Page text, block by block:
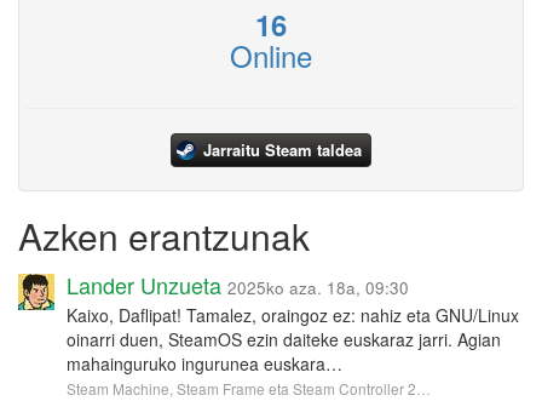
16
Online
Jarraitu Steam taldea
Azken erantzunak
Lander Unzueta 2025ko aza. 18a, 09:30
Kaixo, Daflipat! Tamalez, oraingoz ez: nahiz eta GNU/Linux
oinarri duen, SteamOS ezin daiteke euskaraz jarri. Agian
mahainguruko ingurunea euskara…
Steam Machine, Steam Frame eta Steam Controller 2…